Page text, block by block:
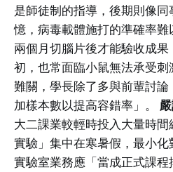
是師徒制的指導，後期則像
憶，病毒載體施打的準確率
兩個月切腦片後才能驗收成
初，也常面臨小鼠無法承受
難關，學長除了多與前輩討
加樣本數以提高容錯率」。
大二課業較輕時投入大量時
實驗」集中在寒暑假，最小化
實驗室業務應「當成正式課